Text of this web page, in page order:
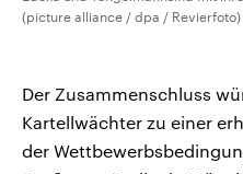
(picture alliance / dpa / Revierfoto)
Der Zusammenschluss
Kartellwächter zu einer
der